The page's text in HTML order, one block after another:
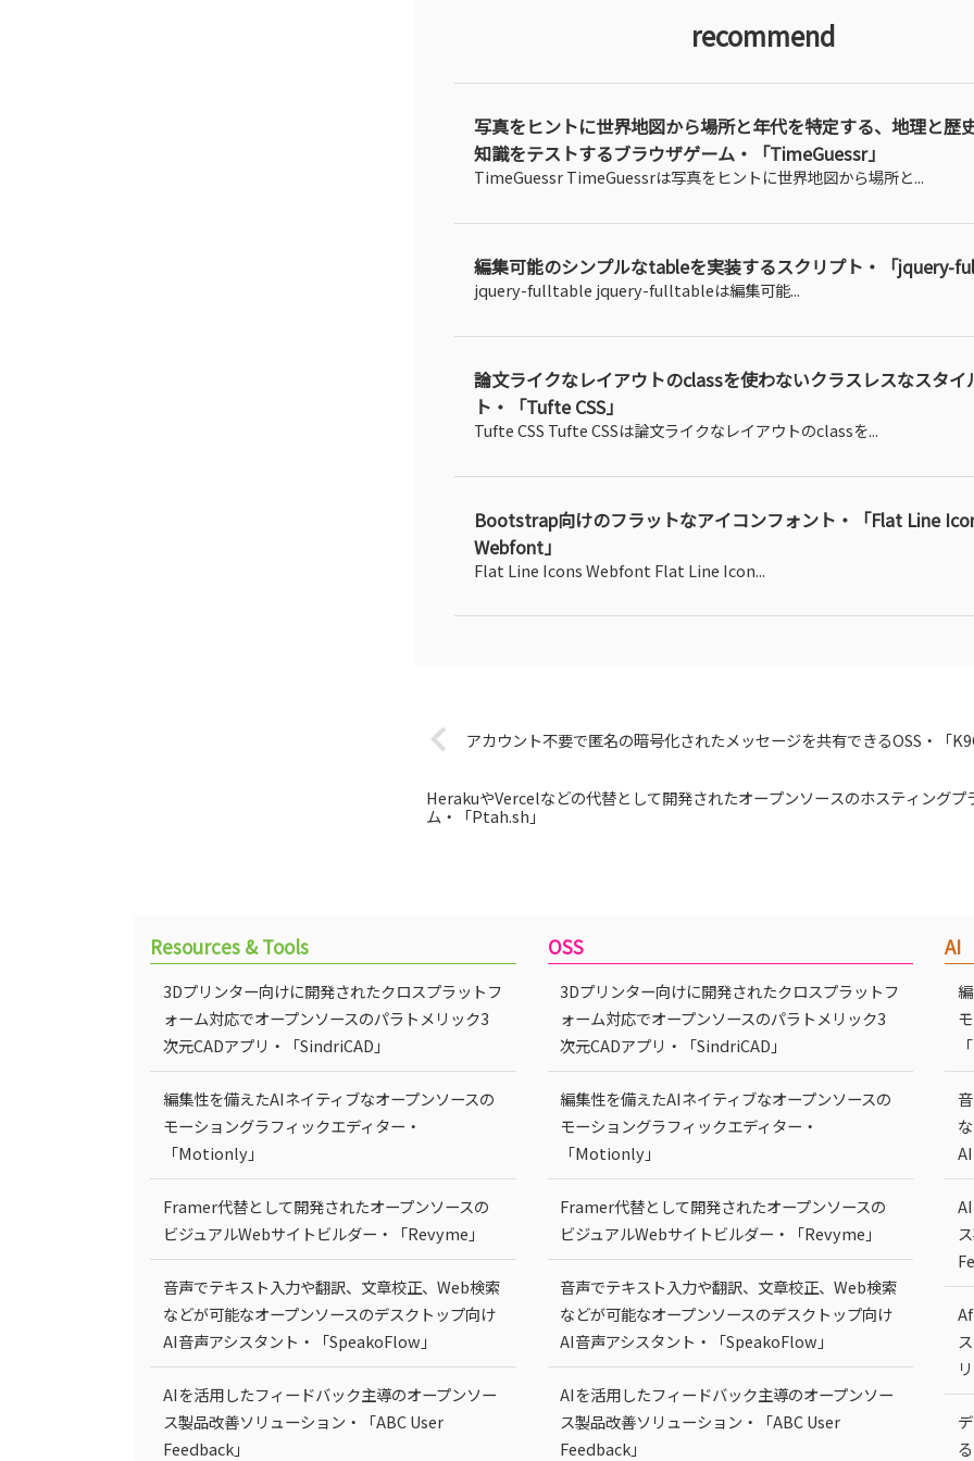
recommend
写真をヒントに世界地図から場所と年代を特定する、地理と歴
知識をテストするブラウザゲーム・「TimeGuessr」
TimeGuessr TimeGuessrは写真をヒントに世界地図から場所と...
編集可能のシンプルなtableを実装するスクリプト・「jquery-
jquery-fulltable jquery-fulltableは編集可能...
論文ライクなレイアウトのclassを使わないクラスレスなスタイ
ト・「Tufte CSS」
Tufte CSS Tufte CSSは論文ライクなレイアウトのclassを...
Bootstrap向けのフラットなアイコンフォント・「Flat Line
Webfont」
Flat Line Icons Webfont Flat Line Icon...
アカウント不要で匿名の暗号化されたメッセージを共有できるOSS・「
HerakuやVercelなどの代替として開発されたオープンソースのホスティングプ
ム・「Ptah.sh」
Resources & Tools
3Dプリンター向けに開発されたクロスプラットフ
ォーム対応でオープンソースのパラトメリック3
次元CADアプリ・「SindriCAD」
編集性を備えたAIネイティブなオープンソースの
モーショングラフィックエディター・
「Motionly」
Framer代替として開発されたオープンソースの
ビジュアルWebサイトビルダー・「Revyme」
音声でテキスト入力や翻訳、文章校正、Web検索
などが可能なオープンソースのデスクトップ向け
AI音声アシスタント・「SpeakoFlow」
AIを活用したフィードバック主導のオープンソー
ス製品改善ソリューション・「ABC User
Feedback」
OSS
3Dプリンター向けに開発されたクロスプラットフ
ォーム対応でオープンソースのパラトメリック3
次元CADアプリ・「SindriCAD」
編集性を備えたAIネイティブなオープンソースの
モーショングラフィックエディター・
「Motionly」
Framer代替として開発されたオープンソースの
ビジュアルWebサイトビルダー・「Revyme」
音声でテキスト入力や翻訳、文章校正、Web検索
などが可能なオープンソースのデスクトップ向け
AI音声アシスタント・「SpeakoFlow」
AIを活用したフィードバック主導のオープンソー
ス製品改善ソリューション・「ABC User
Feedback」
AI